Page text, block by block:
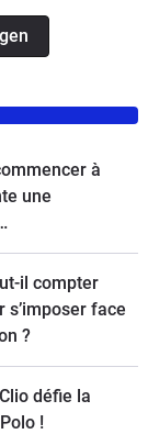
à
une
il compter
s’imposer face
?
défie la
!